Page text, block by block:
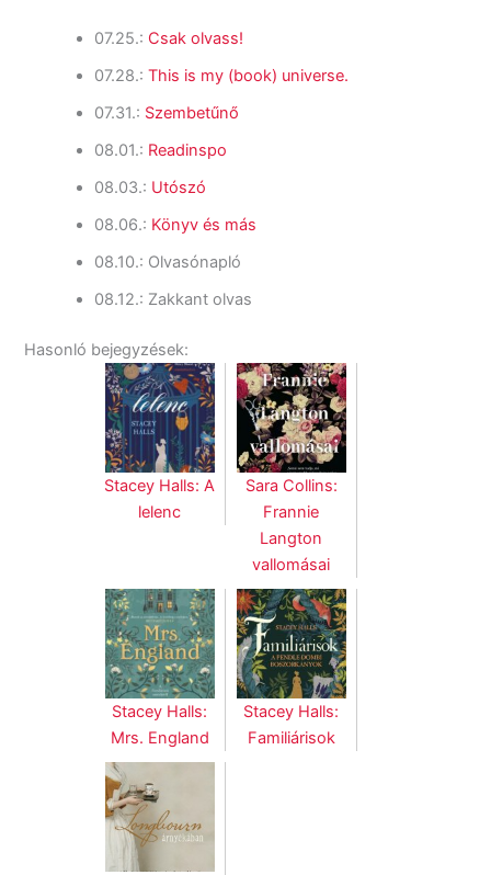
07.25.: Csak olvass!
07.28.:This is my (book) universe.
07.31.: Szembetűnő
08.01.: Readinspo
08.03.: Utószó
08.06.: Könyv és más
08.10.: Olvasónapló
08.12.: Zakkant olvas
Hasonló bejegyzések:
Stacey Halls: A
lelenc
Sara Collins:
Frannie
Langton
vallomásai
Stacey Halls:
Mrs. England
Stacey Halls:
Familiárisok